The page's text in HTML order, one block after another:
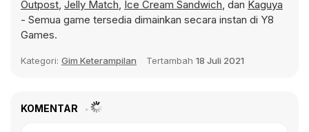
Outpost, Jelly Match, Ice Cream Sandwich, dan Kaguya
- Semua game tersedia dimainkan secara instan di Y8
Games.
Kategori: Gim Keterampilan Tertambah 18 Juli 2021
KOMENTAR